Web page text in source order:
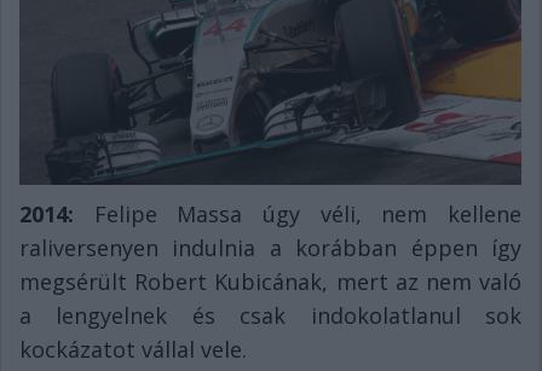
2014: Felipe Massa úgy véli, nem kellene
raliversenyen indulnia a korábban éppen így
megsérült Robert Kubicának, mert az nem való
a lengyelnek és csak indokolatlanul sok
kockázatot vállal vele.